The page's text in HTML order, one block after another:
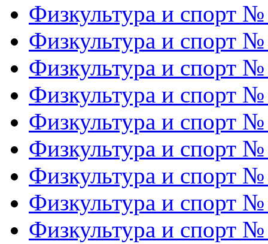
Физкультура и спорт
Физкультура и спорт
Физкультура и спорт
Физкультура и спорт
Физкультура и спорт
Физкультура и спорт
Физкультура и спорт
Физкультура и спорт
Физкультура и спорт